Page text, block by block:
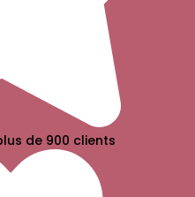
de 900 clients